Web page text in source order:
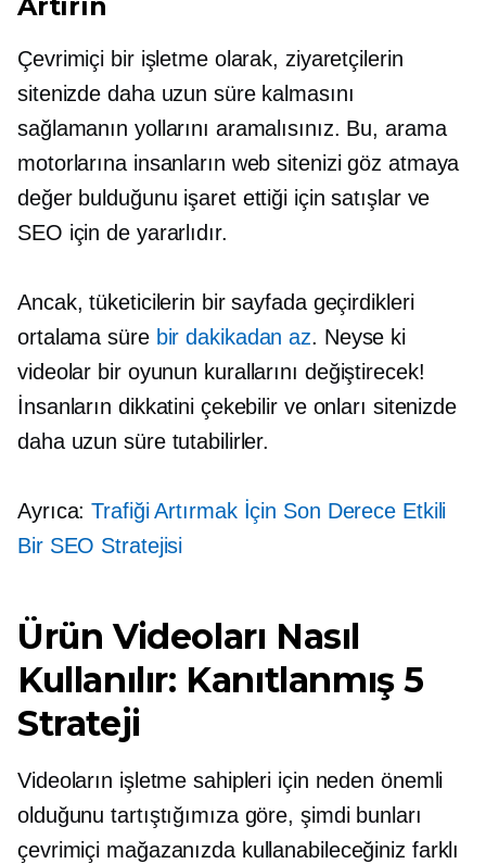
Çevrimiçi bir işletme olarak, ziyaretçilerin
sitenizde daha uzun süre kalmasını
sağlamanın yollarını aramalısınız. Bu, arama
motorlarına insanların web sitenizi göz atmaya
değer bulduğunu işaret ettiği için satışlar ve
SEO için de yararlıdır.
Ancak, tüketicilerin bir sayfada geçirdikleri
ortalama süre bir dakikadan az. Neyse ki
videolar bir oyunun kurallarını değiştirecek!
İnsanların dikkatini çekebilir ve onları sitenizde
daha uzun süre tutabilirler.
Ayrıca:Trafiği Artırmak İçin Son Derece Etkili
Bir SEO Stratejisi
Ürün Videoları Nasıl
Kullanılır: Kanıtlanmış 5
Strateji
Videoların işletme sahipleri için neden önemli
olduğunu tartıştığımıza göre, şimdi bunları
çevrimiçi mağazanızda kullanabileceğiniz farklı